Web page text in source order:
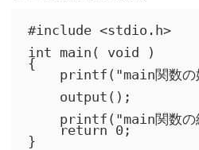
#include <stdio.h>
int main( void )
{
printf("main関数の
    output();
printf("main関数の
    return 0;
}